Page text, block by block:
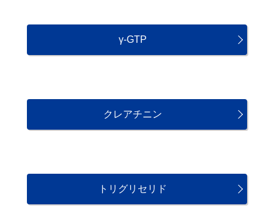
γ-GTP
クレアチニン
トリグリセリド